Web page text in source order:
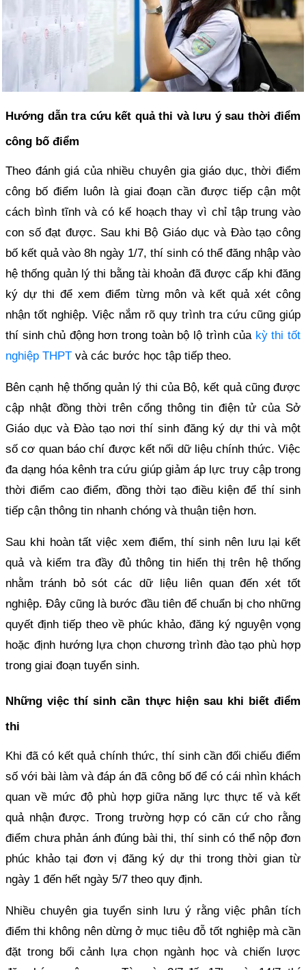
Hướng dẫn tra cứu kết quả thi và lưu ý sau thời điểm
công bố điểm
Theo đánh giá của nhiều chuyên gia giáo dục, thời điểm
công bố điểm luôn là giai đoạn cần được tiếp cận một
cách bình tĩnh và có kế hoạch thay vì chỉ tập trung vào
con số đạt được. Sau khi Bộ Giáo dục và Đào tạo công
bố kết quả vào 8h ngày 1/7, thí sinh có thể đăng nhập vào
hệ thống quản lý thi bằng tài khoản đã được cấp khi đăng
ký dự thi để xem điểm từng môn và kết quả xét công
nhận tốt nghiệp. Việc nắm rõ quy trình tra cứu cũng giúp
thí sinh chủ động hơn trong toàn bộ lộ trình của kỳ thi tốt
nghiệp THPT và các bước học tập tiếp theo.
Bên cạnh hệ thống quản lý thi của Bộ, kết quả cũng được
cập nhật đồng thời trên cổng thông tin điện tử của Sở
Giáo dục và Đào tạo nơi thí sinh đăng ký dự thi và một
số cơ quan báo chí được kết nối dữ liệu chính thức. Việc
đa dạng hóa kênh tra cứu giúp giảm áp lực truy cập trong
thời điểm cao điểm, đồng thời tạo điều kiện để thí sinh
tiếp cận thông tin nhanh chóng và thuận tiện hơn.
Sau khi hoàn tất việc xem điểm, thí sinh nên lưu lại kết
quả và kiểm tra đầy đủ thông tin hiển thị trên hệ thống
nhằm tránh bỏ sót các dữ liệu liên quan đến xét tốt
nghiệp. Đây cũng là bước đầu tiên để chuẩn bị cho những
quyết định tiếp theo về phúc khảo, đăng ký nguyện vọng
hoặc định hướng lựa chọn chương trình đào tạo phù hợp
trong giai đoạn tuyển sinh.
Những việc thí sinh cần thực hiện sau khi biết điểm
thi
Khi đã có kết quả chính thức, thí sinh cần đối chiếu điểm
số với bài làm và đáp án đã công bố để có cái nhìn khách
quan về mức độ phù hợp giữa năng lực thực tế và kết
quả nhận được. Trong trường hợp có căn cứ cho rằng
điểm chưa phản ánh đúng bài thi, thí sinh có thể nộp đơn
phúc khảo tại đơn vị đăng ký dự thi trong thời gian từ
ngày 1 đến hết ngày 5/7 theo quy định.
Nhiều chuyên gia tuyển sinh lưu ý rằng việc phân tích
điểm thi không nên dừng ở mục tiêu đỗ tốt nghiệp mà cần
đặt trong bối cảnh lựa chọn ngành học và chiến lược